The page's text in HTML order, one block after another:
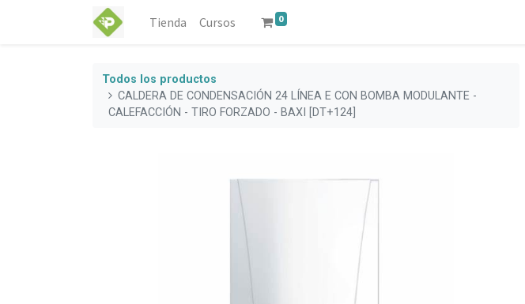
Tienda Cursos 0
Todos los productos
CALDERA DE CONDENSACIÓN 24 LÍNEA E CON BOMBA MODULANTE -
CALEFACCIÓN - TIRO FORZADO - BAXI [DT+124]